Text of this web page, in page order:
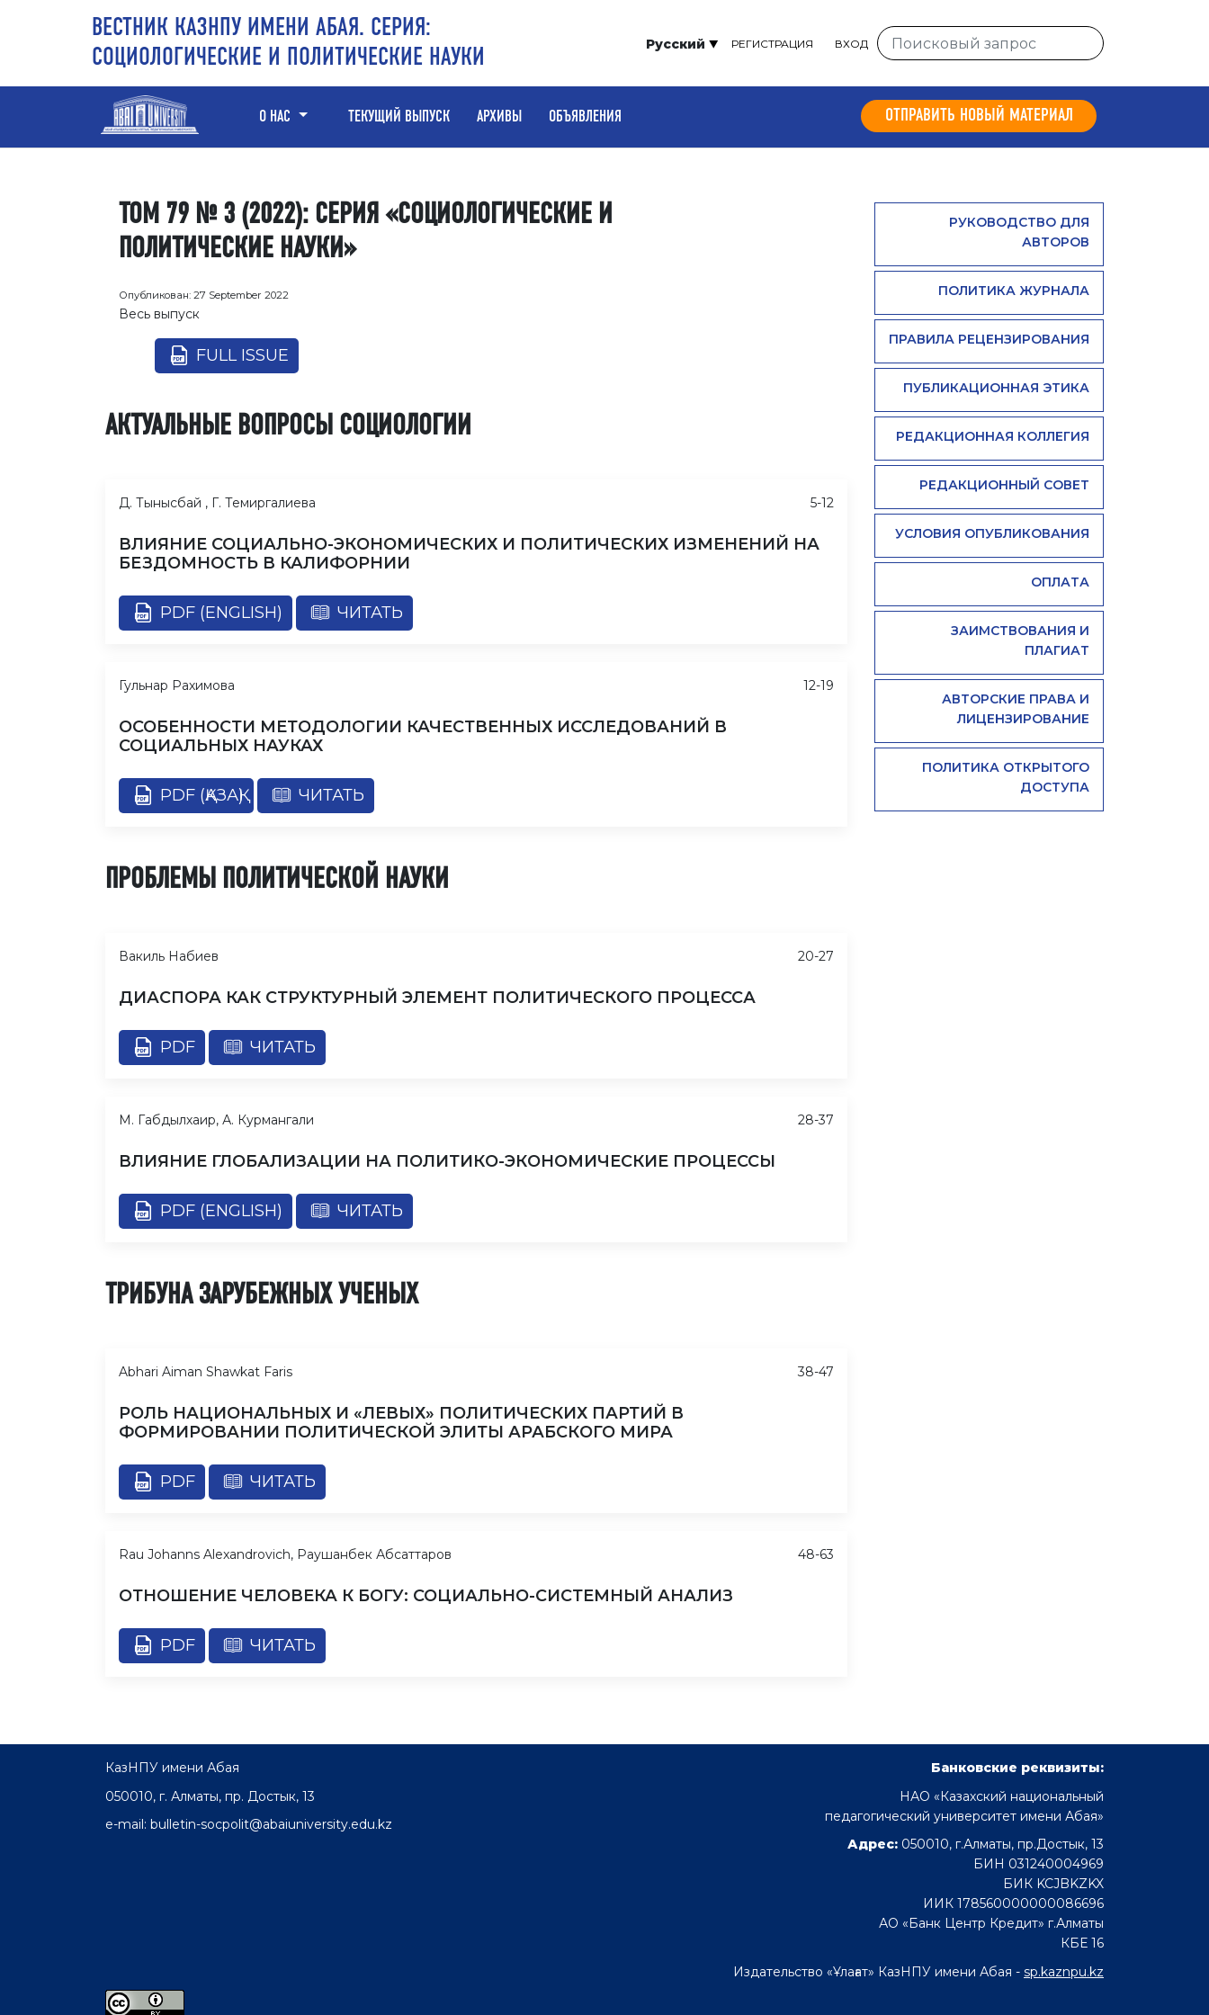
Русский РЕГИСТРАЦИЯ ВХОД
ВЕСТНИК КАЗНПУ ИМЕНИ АБАЯ. СЕРИЯ:
СОЦИОЛОГИЧЕСКИЕ И ПОЛИТИЧЕСКИЕ НАУКИ
О НАС ТЕКУЩИЙ ВЫПУСК АРХИВЫ ОБЪЯВЛЕНИЯ ОТПРАВИТЬ НОВЫЙ МАТЕРИАЛ
ТОМ 79 № 3 (2022): СЕРИЯ «СОЦИОЛОГИЧЕСКИЕ И
ПОЛИТИЧЕСКИЕ НАУКИ»
Опубликован: 27 September 2022
Весь выпуск
FULL ISSUE
АКТУАЛЬНЫЕ ВОПРОСЫ СОЦИОЛОГИИ
Д. Тынысбай , Г. Темиргалиева
ВЛИЯНИЕ СОЦИАЛЬНО-ЭКОНОМИЧЕСКИХ И ПОЛИТИЧЕСКИХ ИЗМЕНЕНИЙ НА
БЕЗДОМНОСТЬ В КАЛИФОРНИИ
PDF (ENGLISH) ЧИТАТЬ
5-12
Гульнар Рахимова
ОСОБЕННОСТИ МЕТОДОЛОГИИ КАЧЕСТВЕННЫХ ИССЛЕДОВАНИЙ В
СОЦИАЛЬНЫХ НАУКАХ
PDF (ҚАЗАҚ) ЧИТАТЬ
12-19
ПРОБЛЕМЫ ПОЛИТИЧЕСКОЙ НАУКИ
Вакиль Набиев
ДИАСПОРА КАК СТРУКТУРНЫЙ ЭЛЕМЕНТ ПОЛИТИЧЕСКОГО ПРОЦЕССА
PDF ЧИТАТЬ
20-27
М. Габдылхаир, А. Курмангали
ВЛИЯНИЕ ГЛОБАЛИЗАЦИИ НА ПОЛИТИКО-ЭКОНОМИЧЕСКИЕ ПРОЦЕССЫ
PDF (ENGLISH) ЧИТАТЬ
28-37
ТРИБУНА ЗАРУБЕЖНЫХ УЧЕНЫХ
Abhari Aiman Shawkat Faris
РОЛЬ НАЦИОНАЛЬНЫХ И «ЛЕВЫХ» ПОЛИТИЧЕСКИХ ПАРТИЙ В
ФОРМИРОВАНИИ ПОЛИТИЧЕСКОЙ ЭЛИТЫ АРАБСКОГО МИРА
PDF ЧИТАТЬ
38-47
Rau Johanns Alexandrovich, Раушанбек Абсаттаров
ОТНОШЕНИЕ ЧЕЛОВЕКА К БОГУ: СОЦИАЛЬНО-СИСТЕМНЫЙ АНАЛИЗ
PDF ЧИТАТЬ
48-63
РУКОВОДСТВО ДЛЯ
АВТОРОВ
ПОЛИТИКА ЖУРНАЛА
ПРАВИЛА РЕЦЕНЗИРОВАНИЯ
ПУБЛИКАЦИОННАЯ ЭТИКА
РЕДАКЦИОННАЯ КОЛЛЕГИЯ
РЕДАКЦИОННЫЙ СОВЕТ
УСЛОВИЯ ОПУБЛИКОВАНИЯ
ОПЛАТА
ЗАИМСТВОВАНИЯ И
ПЛАГИАТ
АВТОРСКИЕ ПРАВА И
ЛИЦЕНЗИРОВАНИЕ
ПОЛИТИКА ОТКРЫТОГО
ДОСТУПА
КазНПУ имени Абая
050010, г. Алматы, пр. Достык, 13
e-mail: bulletin-socpolit@abaiuniversity.edu.kz
Банковские реквизиты:
НАО «Казахский национальный
педагогический университет имени Абая»
Адрес: 050010, г.Алматы, пр.Достык, 13
БИН 031240004969
БИК KCJBKZKX
ИИК 178560000000086696
АО «Банк Центр Кредит» г.Алматы
КБЕ 16
Издательство «Ұлағат» КазНПУ имени Абая - sp.kaznpu.kz